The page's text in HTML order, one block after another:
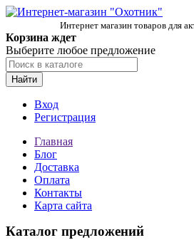
Интернет магазин товаров для
Корзина ждет
Выберите любое предложение
Найти
Вход
Регистрация
Главная
Блог
Доставка
Оплата
Контакты
Карта сайта
Каталог предложений